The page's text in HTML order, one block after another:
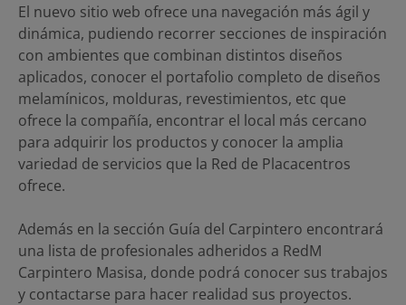
El nuevo sitio web ofrece una navegación más ágil y
dinámica, pudiendo recorrer secciones de inspiración
con ambientes que combinan distintos diseños
aplicados, conocer el portafolio completo de diseños
melamínicos, molduras, revestimientos, etc que
ofrece la compañía, encontrar el local más cercano
para adquirir los productos y conocer la amplia
variedad de servicios que la Red de Placacentros
ofrece.
Además en la sección Guía del Carpintero encontrará
una lista de profesionales adheridos a RedM
Carpintero Masisa, donde podrá conocer sus trabajos
y contactarse para hacer realidad sus proyectos.